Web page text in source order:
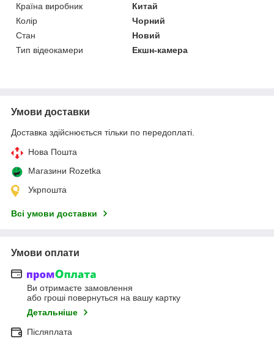
Країна виробник
Китай
Колір
Чорний
Стан
Новий
Тип відеокамери
Екшн-камера
Умови доставки
Доставка здійснюється тільки по передоплаті.
Нова Пошта
Магазини Rozetka
Укрпошта
Всі умови доставки
Умови оплати
Ви отримаєте замовлення
або гроші повернуться на вашу картку
Детальніше
Післяплата